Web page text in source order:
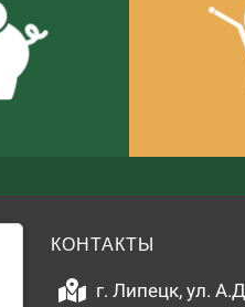
КОНТАКТЫ
г. Липецк, ул.